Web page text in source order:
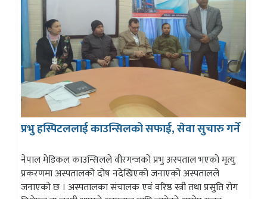
प्रभु हस्पिटललाई काउन्सिलको सफाई, सेवा सुचारु गर्ने
नेपाल मेडिकल काउन्सिलले वीरगन्जको प्रभु अस्पताल भएको मृत्यु
प्रकरणमा अस्पतालको दोष नदेखिएको जनाएको अस्पतालले
जनाएको छ । अस्पतालका संचालक एवं वरिष्ठ स्त्री तथा प्रसुति रोग